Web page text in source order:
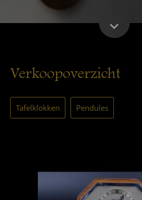
Verkoopoverzicht
Tafelklokken Pendules